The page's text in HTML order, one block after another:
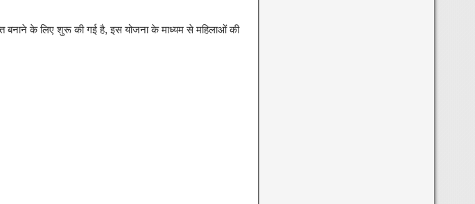
बनाने के लिए शुरू की गई है, इस योजना के माध्यम से महिलाओं की